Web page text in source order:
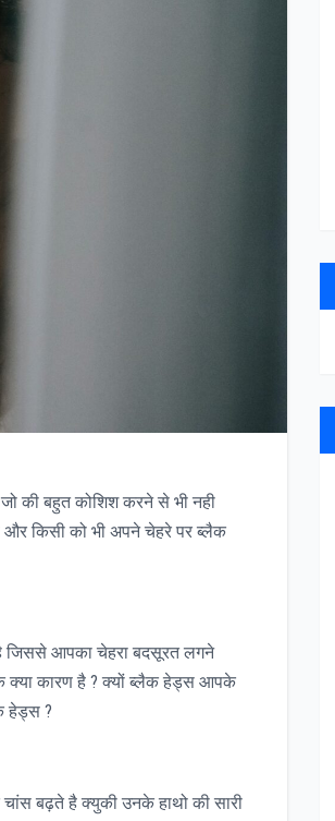
की बहुत कोशिश करने से भी नही
किसी को भी अपने चेहरे पर ब्लैक
जिससे आपका चेहरा बदसूरत लगने
क्या कारण है ? क्यों ब्लैक हेड्स आपके
हेड्स ?
बढ़ते है क्युकी उनके हाथो की सारी